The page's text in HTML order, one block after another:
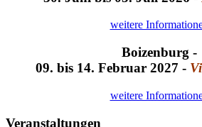
weitere
Boizenburg -
09. bis 14. Februar 2027 -
weitere
Veranstaltungen